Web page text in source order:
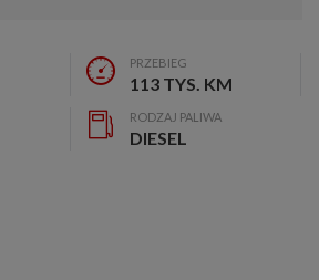
PRZEBIEG
113 TYS. KM
RODZAJ PALIWA
DIESEL